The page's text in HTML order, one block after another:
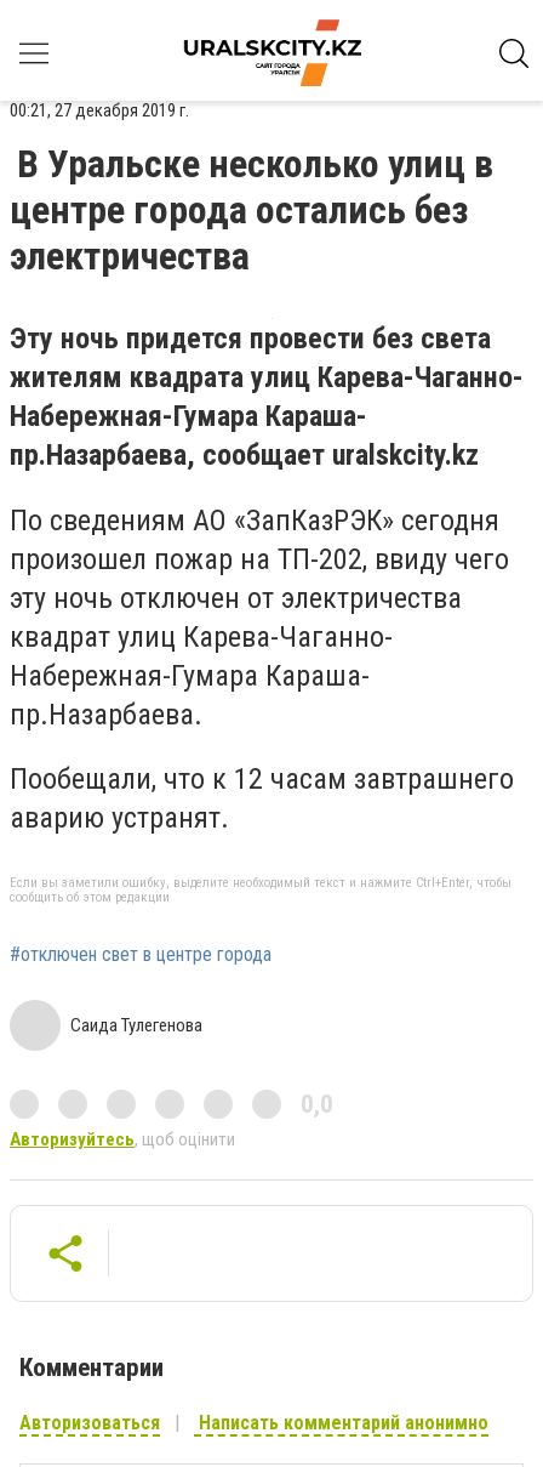
00:21, 27 декабря 2019 г.
В Уральске несколько улиц в
центре города остались без
электричества
Эту ночь придется провести без света
жителям квадрата улиц Карева-Чаганно-
Набережная-Гумара Караша-
пр.Назарбаева, сообщает uralskcity.kz
По сведениям АО «ЗапКазРЭК» сегодня
произошел пожар на ТП-202, ввиду чего
эту ночь отключен от электричества
квадрат улиц Карева-Чаганно-
Набережная-Гумара Караша-
пр.Назарбаева.
Пообещали, что к 12 часам завтрашнего
аварию устранят.
Если вы заметили ошибку, выделите необходимый текст и нажмите Ctrl+Enter, чтобы
сообщить об этом редакции
#отключен свет в центре города
Саида Тулегенова
0,0
Авторизуйтесь, щоб оцінити
Комментарии
Авторизоваться Написать комментарий анонимно